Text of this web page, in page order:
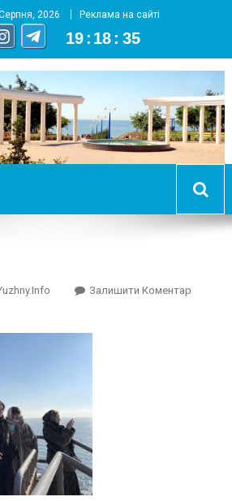
2026 Реклама на сайті
19 : 18 : 35
города Южный
Залишити КоментарOn